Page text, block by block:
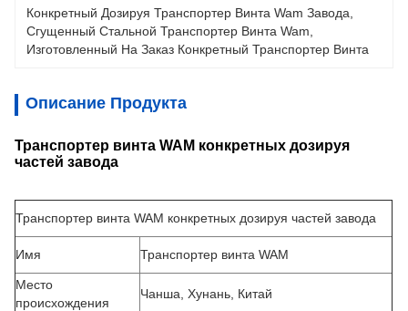
Конкретный Дозируя Транспортер Винта Wam Завода
Сгущенный Стальной Транспортер Винта Wam
Изготовленный На Заказ Конкретный Транспортер Винта
Описание Продукта
Транспортер винта WAM конкретных дозируя
частей завода
Транспортер винта WAM конкретных дозируя частей завода
Имя Транспортер винта WAM
Место
происхождения
Чанша, Хунань, Китай